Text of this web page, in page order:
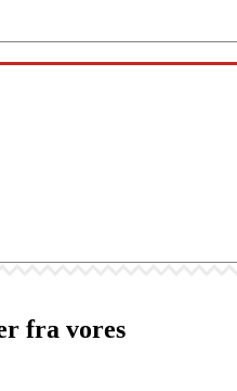
fra vores